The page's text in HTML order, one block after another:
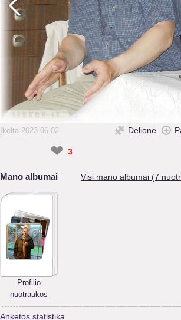
Įkelta 2023.06.02 Dėlionė
❤ 3
Mano albumai Visi mano albumai (7
Profilio
nuotraukos
Anketos statistika